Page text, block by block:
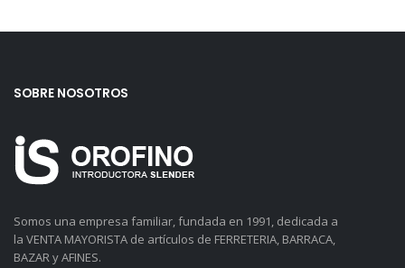
SOBRE NOSOTROS
Somos una empresa familiar, fundada en 1991, dedicada a
la VENTA MAYORISTA de artículos de FERRETERIA, BARRACA,
BAZAR y AFINES.